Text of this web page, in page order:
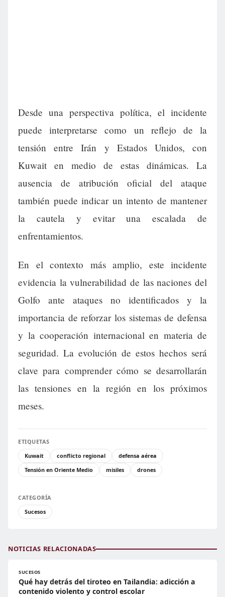
Desde una perspectiva política, el incidente
puede interpretarse como un reflejo de la
tensión entre Irán y Estados Unidos, con
Kuwait en medio de estas dinámicas. La
ausencia de atribución oficial del ataque
también puede indicar un intento de mantener
la cautela y evitar una escalada de
enfrentamientos.
En el contexto más amplio, este incidente
evidencia la vulnerabilidad de las naciones del
Golfo ante ataques no identificados y la
importancia de reforzar los sistemas de defensa
y la cooperación internacional en materia de
seguridad. La evolución de estos hechos será
clave para comprender cómo se desarrollarán
las tensiones en la región en los próximos
meses.
ETIQUETAS
Kuwait
conflicto regional
defensa aérea
Tensión en Oriente Medio
misiles drones
CATEGORÍA
Sucesos
NOTICIAS RELACIONADAS
SUCESOS
Qué hay detrás del tiroteo en Tailandia: adicción a
contenido violento y control escolar